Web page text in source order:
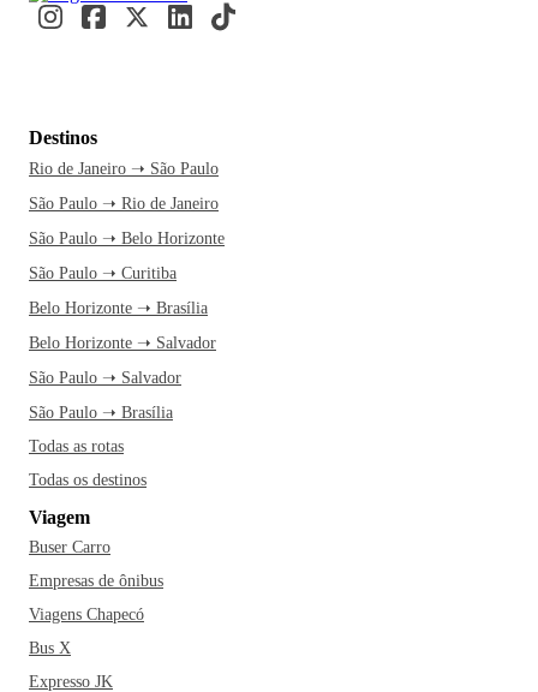
Destinos
Rio de Janeiro ➝ São Paulo
São Paulo ➝ Rio de Janeiro
São Paulo ➝ Belo Horizonte
São Paulo ➝ Curitiba
Belo Horizonte ➝ Brasília
Belo Horizonte ➝ Salvador
São Paulo ➝ Salvador
São Paulo ➝ Brasília
Todas as rotas
Todas os destinos
Viagem
Buser Carro
Empresas de ônibus
Viagens Chapecó
Bus X
Expresso JK